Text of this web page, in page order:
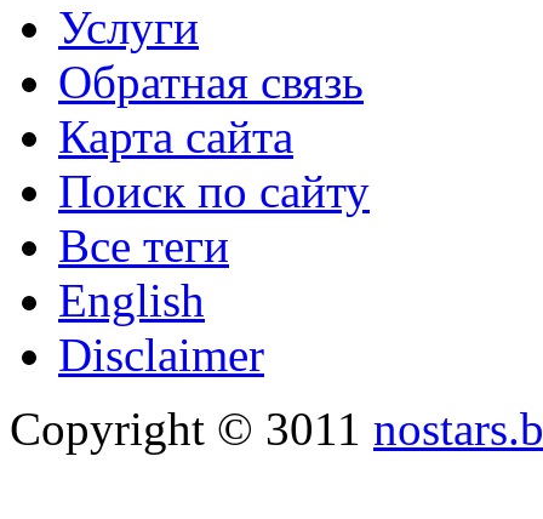
Услуги
Обратная связь
Карта сайта
Поиск по сайту
Все теги
English
Disclaimer
Copyright © 3011